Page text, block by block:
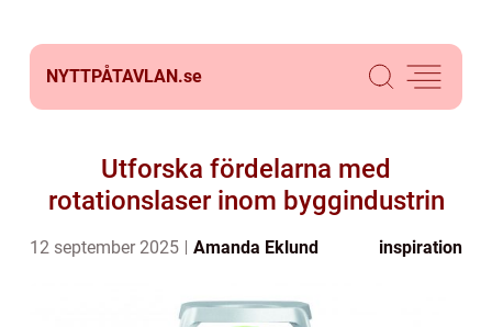
NYTTPÅTAVLAN.se
Utforska fördelarna med
rotationslaser inom byggindustrin
12 september 2025 Amanda Eklund inspiration